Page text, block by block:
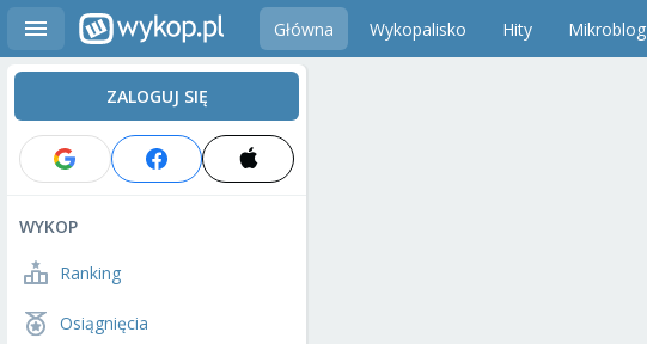
Główna Wykopalisko Hity Mikroblog
ZALOGUJ SIĘ
WYKOP
Ranking
Osiągnięcia